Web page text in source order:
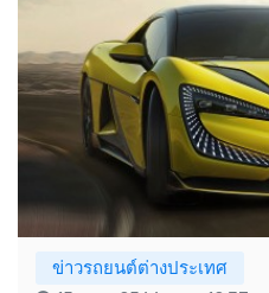
ข่าวรถยนต์ต่างประเทศ